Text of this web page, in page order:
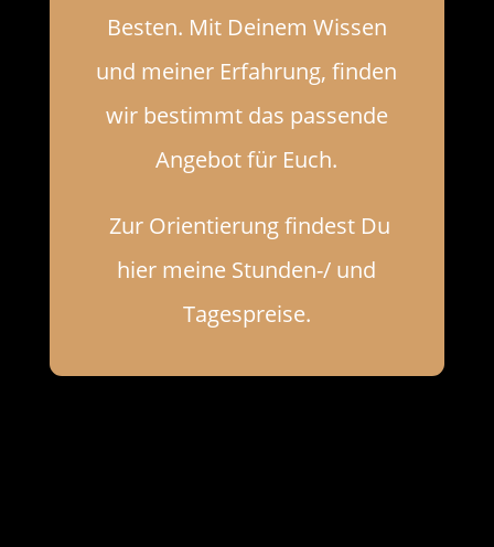
Besten. Mit Deinem Wissen
und meiner Erfahrung, finden
wir bestimmt das passende
Angebot für Euch.
Zur Orientierung findest Du
hier meine Stunden-/ und
Tagespreise.